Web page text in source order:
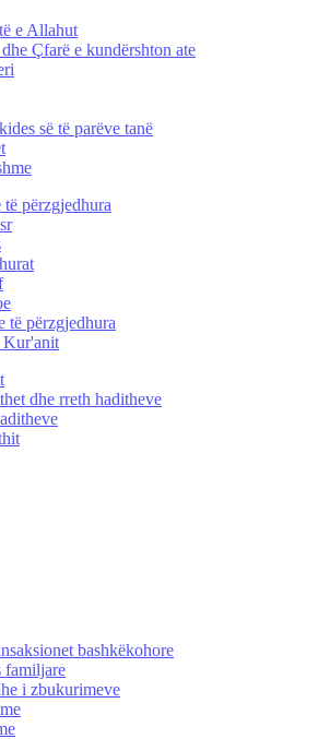
e Allahut
Çfarë e kundërshton ate
së të parëve tanë
përzgjedhura
të përzgjedhura
Kur'anit
dhe rreth haditheve
bashkëkohore
familjare
i zbukurimeve